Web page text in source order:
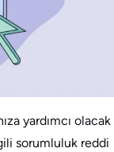
yardımcı olacak
sorumluluk reddi